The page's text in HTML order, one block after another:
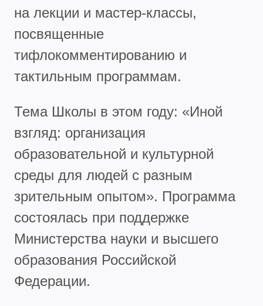
на лекции и мастер-классы,
посвященные
тифлокомментированию и
тактильным программам.
Тема Школы в этом году: «Иной
взгляд: организация
образовательной и культурной
среды для людей с разным
зрительным опытом». Программа
состоялась при поддержке
Министерства науки и высшего
образования Российской
Федерации.